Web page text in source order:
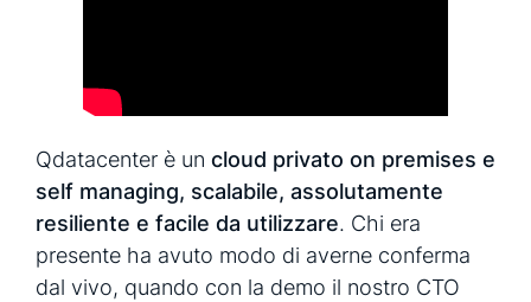
Qdatacenter è un cloud privato on premises e
self managing, scalabile, assolutamente
resiliente e facile da utilizzare. Chi era
presente ha avuto modo di averne conferma
dal vivo, quando con la demo il nostro CTO